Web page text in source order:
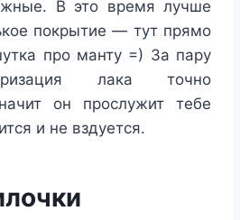
В это время лучше
покрытие — тут прямо
про манту =) За пару
лака точно
он прослужит тебе
и не вздуется.